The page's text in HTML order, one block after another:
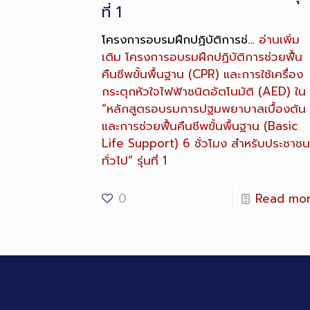
ที่ 1
โครงการอบรมฝึกปฏิบัติการช่… อ่านเพิ่ม
เติม โครงการอบรมฝึกปฏิบัติการช่วยฟื้น
คืนชีพขั้นพื้นฐาน (CPR) และการใช้เครื่อง
กระตุกหัวใจไฟฟ้าชนิดอัตโนมัติ (AED) ใน
“หลักสูตรอบรมการปฐมพยาบาลเบื้องต้น
และการช่วยฟื้นคืนชีพขั้นพื้นฐาน (Basic
Life Support) 6 ชั่วโมง สำหรับประชาชน
ทั่วไป” รุ่นที่ 1
0 Read